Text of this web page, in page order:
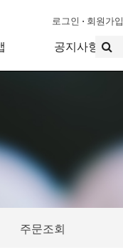
공지사항
로그인 회원가입
주문조회